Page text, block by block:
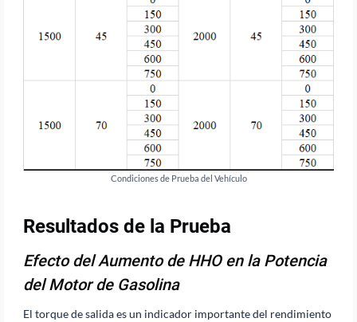
Condiciones de Prueba del Vehículo
Resultados de la Prueba
Efecto del Aumento de HHO en la Potencia
del Motor de Gasolina
El torque de salida es un indicador importante del rendimiento